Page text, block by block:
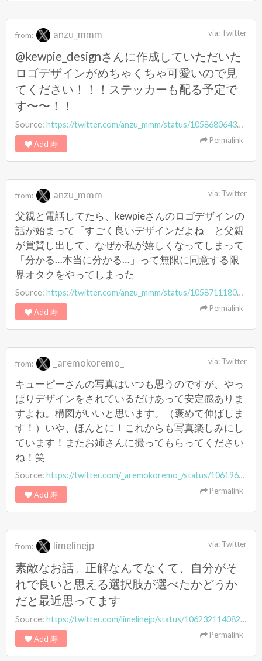
from: anzu_mmm via: Twitter
@kewpie_designさんに作成していただいた
ロゴデザインがめちゃくちゃ可愛いので見
てください！！！ステッカーも配る予定で
す〜〜！！
Source: https://twitter.com/anzu_mmm/status/1058680643956039681
Add 寿 Permalink
from: anzu_mmm via: Twitter
父親と電話してたら、kewpieさんのロゴデザインの
話が始まって「すごく良いデザインだよね」と父親
が賞賛し出して、なぜか私が嬉しくなってしまって
「分かる…本当に分かる…」って無限に同意する限
界オタクをやってしまった
Source: https://twitter.com/anzu_mmm/status/1058711180682780673
Add 寿 Permalink
from: _aremokoremo_ via: Twitter
キューピーさんの写真はいつも思うのですが、やっ
ぱりデザインをされているだけあって安定感ありま
すよね。構図がいいと思います。（褒めて伸ばしま
す！）いや、ほんとに！これからも写真楽しみにし
ています！またお姉さんに撮ってもらってください
ね！笑
Source: https://twitter.com/_aremokoremo_/status/1061967712526643202
Add 寿 Permalink
from: limelinejp via: Twitter
素敵なお話。正解なんてなくて、自分がそ
れで良いと思える選択肢が選べたかどうか
だと最近思ってます
Source: https://twitter.com/limelinejp/status/1062321140826202112
Add 寿 Permalink